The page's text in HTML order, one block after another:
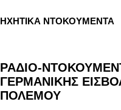
ΗΧΗΤΙΚΑ ΝΤΟΚΟΥΜΕΝΤΑ
ΡΑΔΙΟ-
ΓΕΡΜΑΝΙΚΗΣ
ΠΟΛΕΜΟΥ